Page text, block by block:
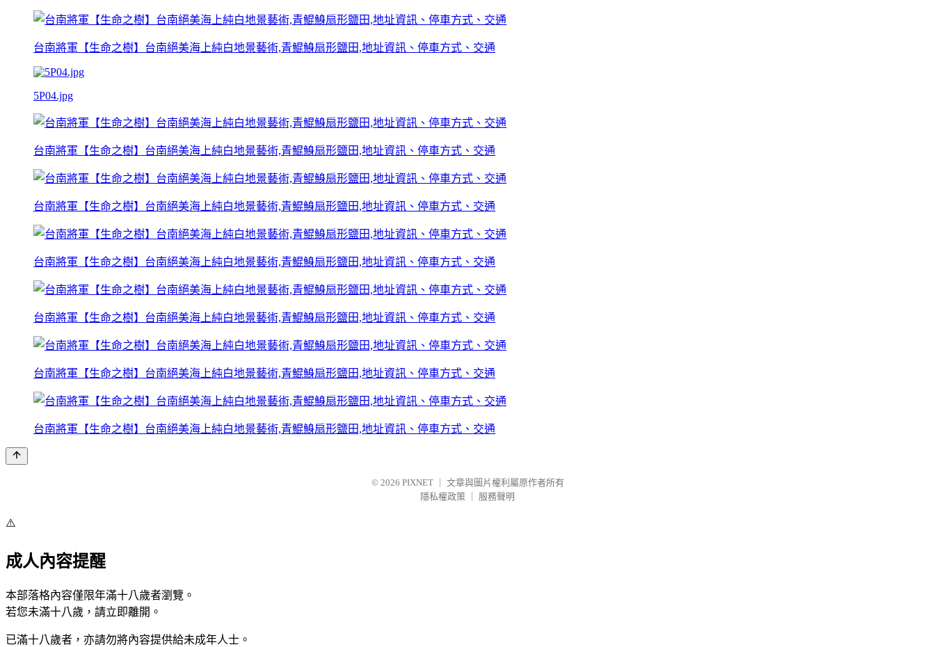
台南將軍【生命之樹】台南絕美海上純白地景藝術,青鯤鯓扇形鹽田,地址資訊、停車方式、交通
5P04.jpg
台南將軍【生命之樹】台南絕美海上純白地景藝術,青鯤鯓扇形鹽田,地址資訊、停車方式、交通
台南將軍【生命之樹】台南絕美海上純白地景藝術,青鯤鯓扇形鹽田,地址資訊、停車方式、交通
台南將軍【生命之樹】台南絕美海上純白地景藝術,青鯤鯓扇形鹽田,地址資訊、停車方式、交通
台南將軍【生命之樹】台南絕美海上純白地景藝術,青鯤鯓扇形鹽田,地址資訊、停車方式、交通
台南將軍【生命之樹】台南絕美海上純白地景藝術,青鯤鯓扇形鹽田,地址資訊、停車方式、交通
台南將軍【生命之樹】台南絕美海上純白地景藝術,青鯤鯓扇形鹽田,地址資訊、停車方式、交通
© 2026 PIXNET
文章與圖片權利屬原作者所有
隱私權政策
服務聲明
⚠️
成人內容提醒
本部落格內容僅限年滿十八歲者瀏覽。
若您未滿十八歲，請立即離開。
已滿十八歲者，亦請勿將內容提供給未成年人士。